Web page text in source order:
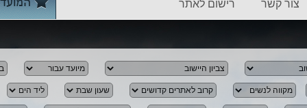
צור קשר רישום לאתר